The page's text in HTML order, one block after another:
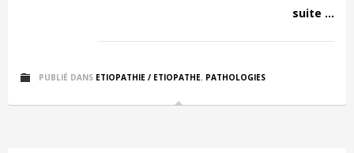
suite ...
PUBLIÉ DANS ETIOPATHIE / ETIOPATHE, PATHOLOGIES